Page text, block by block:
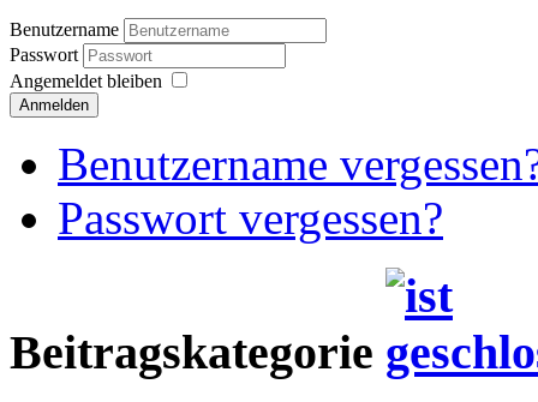
Benutzername
Passwort
Angemeldet bleiben
Anmelden
Benutzername
Passwort vergessen?
Beitragskategorie